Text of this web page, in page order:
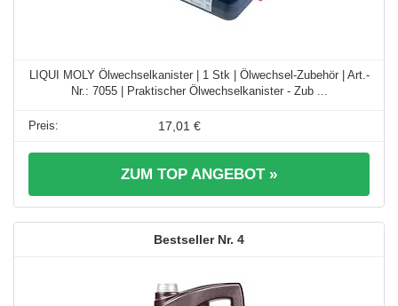
LIQUI MOLY Ölwechselkanister | 1 Stk | Ölwechsel-Zubehör | Art.-
Nr.: 7055 | Praktischer Ölwechselkanister - Zub ...
17,01 €
ZUM TOP ANGEBOT »
4